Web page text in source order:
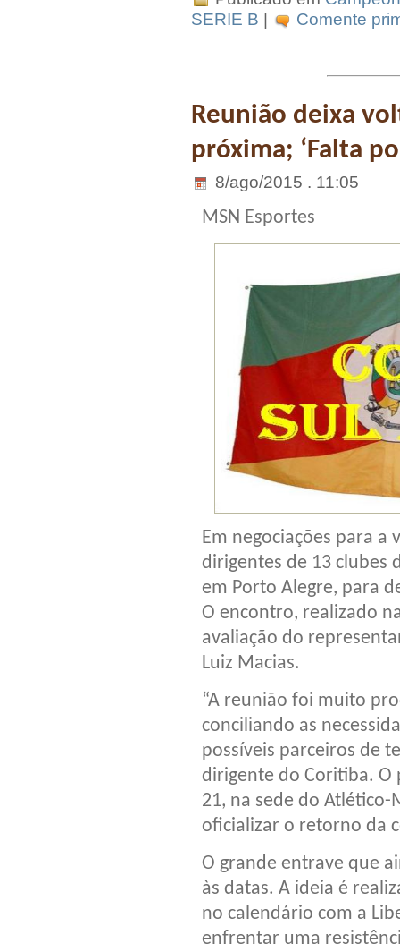
SERIE B
Comente
Reunião deixa
próxima; ‘Falta
8/ago/2015 . 11:05
MSN Esportes
Em negociações para a
dirigentes de 13 clubes
em Porto Alegre, para
O encontro, realizado
avaliação do
Luiz Macias.
“A reunião foi muito
conciliando as
possíveis parceiros de
dirigente do Coritiba.
21, na sede do
oficializar o retorno da
O grande entrave que
às datas. A ideia é
no calendário com a
enfrentar uma